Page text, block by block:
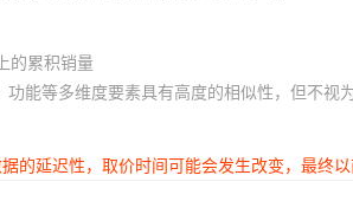
的累积销量
能等多维度要素具有高度的相似性，但不视
的延迟性，取价时间可能会发生改变，最终